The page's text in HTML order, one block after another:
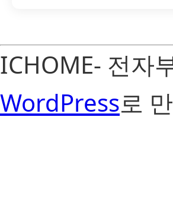
ICHOME- 전자
WordPress로